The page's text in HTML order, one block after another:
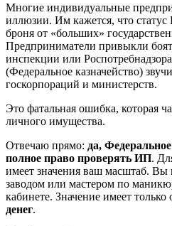
Многие индивидуальные
иллюзии. Им кажется, что
броня от «больших»
Предприниматели привыкли
инспекции или
(Федеральное казначейство)
госкорпораций и министерств.
Это фатальная ошибка, которая
личного имущества.
Отвечаю прямо: да,
полное право проверять ИП.
имеет значения ваш масштаб. Вы
заводом или мастером по
кабинете. Значение имеет
денег.